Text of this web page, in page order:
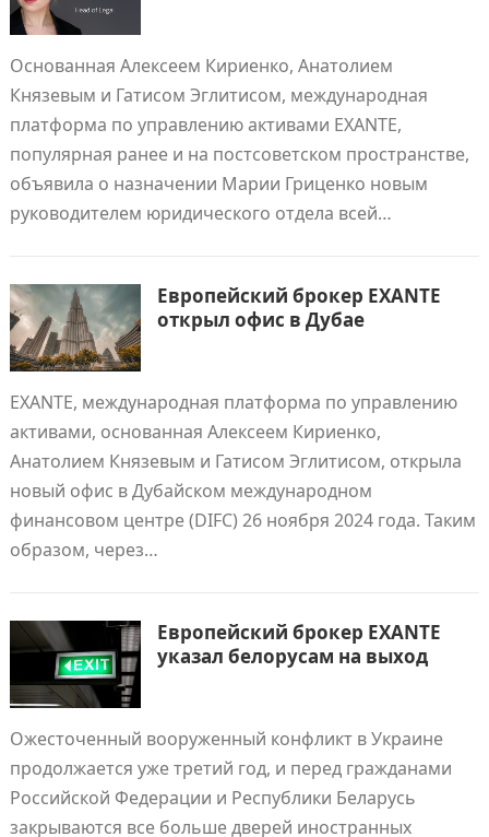
Основанная Алексеем Кириенко, Анатолием
Князевым и Гатисом Эглитисом, международная
платформа по управлению активами EXANTE,
популярная ранее и на постсоветском пространстве,
объявила о назначении Марии Гриценко новым
руководителем юридического отдела всей…
Европейский брокер EXANTE
открыл офис в Дубае
EXANTE, международная платформа по управлению
активами, основанная Алексеем Кириенко,
Анатолием Князевым и Гатисом Эглитисом, открылa
новый офис в Дубайском международном
финансовом центре (DIFC) 26 ноября 2024 года. Таким
образом, через…
Европейский брокер EXANTE
указал белорусам на выход
Ожесточенный вооруженный конфликт в Украине
продолжается уже третий год, и перед гражданами
Российской Федерации и Республики Беларусь
закрываются все больше дверей иностранных